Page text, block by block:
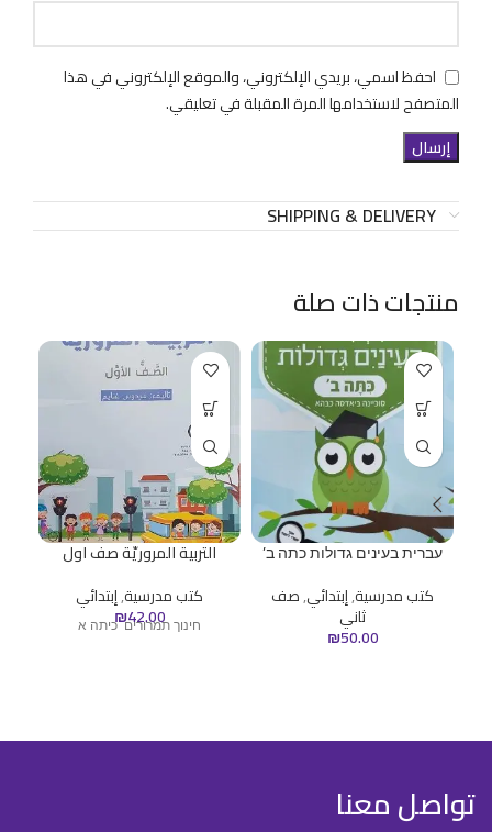
احفظ اسمي، بريدي الإلكتروني، والموقع الإلكتروني في هذا
المتصفح لاستخدامها المرة المقبلة في تعليقي.
SHIPPING & DELIVERY
منتجات ذات صلة
עברית בעינים גדולות כתה ב’
كتب مدرسية,إبتدائي,صف
ثاني
₪50.00
التربية المروريّة صف اول
كتب مدرسية,إبتدائي
₪42.00
חינוך תמרורים כיתה א
تواصل معنا